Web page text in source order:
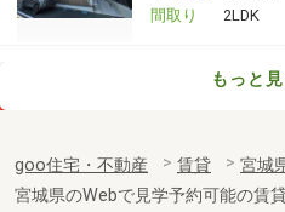
間取り
2LDK
宮城県仙台市太白区八本松１
専有面積
52.92m²
間取り
2LDK
もっと
goo住宅・不動産 賃貸
宮城
宮城県のWebで見学予約可能の賃